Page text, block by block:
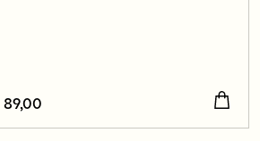
:NKR 89,00
89,00